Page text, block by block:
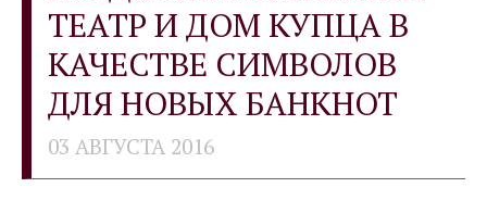
ТЕАТР И ДОМ КУПЦА В
КАЧЕСТВЕ СИМВОЛОВ
ДЛЯ НОВЫХ БАНКНОТ
03 АВГУСТА 2016